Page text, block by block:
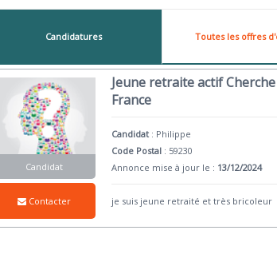
Candidatures Toutes les offres
Candidat
Contacter
Jeune retraite actif
France
Candidat : Philippe
Code Postal : 59230
Annonce mise à jour le : 13/12/2024
je suis jeune retraité et très bricoleur